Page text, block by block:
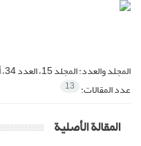
المجلد والعدد:المجلد 15، العدد 34، أغسطس 2016، الصفحة 5-358
عدد المقالات: 13
المقالة الأصلية